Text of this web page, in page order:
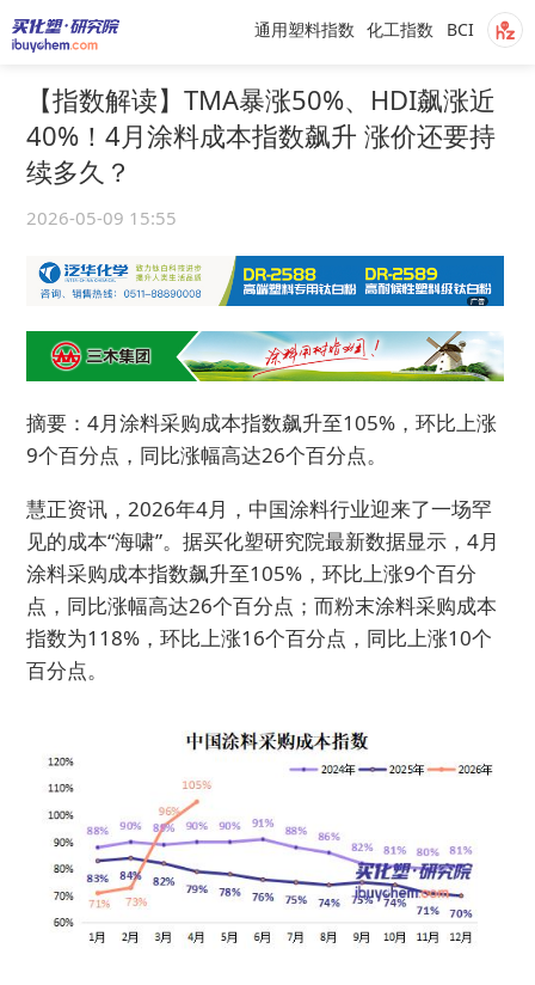
BCI
化工指数
通用塑料指数
【指数解读】TMA暴涨50%、HDI飙涨近
40%！4月涂料成本指数飙升 涨价还要持
续多久？
2026-05-09 15:55
摘要：4月涂料采购成本指数飙升至105%，环比上涨
9个百分点，同比涨幅高达26个百分点。
慧正资讯，2026年4月，中国涂料行业迎来了一场罕
见的成本“海啸”。据买化塑研究院最新数据显示，4月
涂料采购成本指数飙升至105%，环比上涨9个百分
点，同比涨幅高达26个百分点；而粉末涂料采购成本
指数为118%，环比上涨16个百分点，同比上涨10个
百分点。